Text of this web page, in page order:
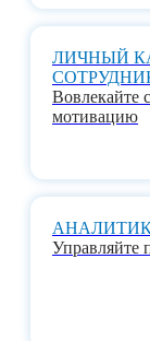
ЛИЧНЫЙ
Вовлекайте
мотивацию
Управляйте